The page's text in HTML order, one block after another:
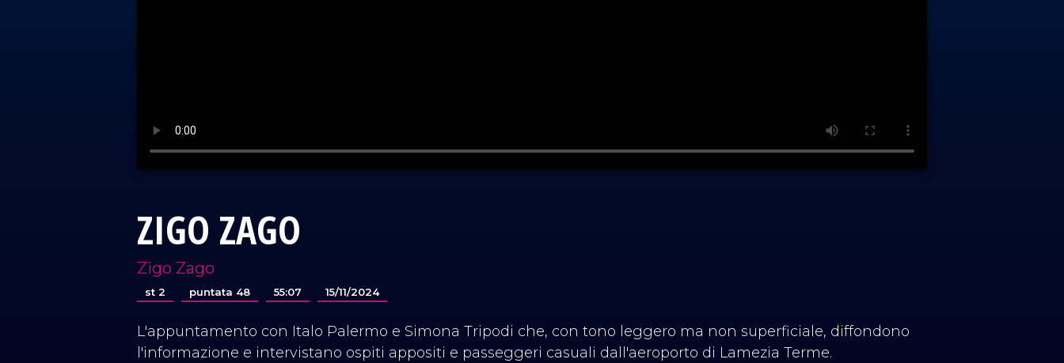
ZIGO ZAGO
Zigo Zago
st 2 puntata 48 55:07 15/11/2024
L'appuntamento con Italo Palermo e Simona Tripodi che, con tono leggero ma non superficiale, diffondono
l'informazione e intervistano ospiti appositi e passeggeri casuali dall'aeroporto di Lamezia Terme.